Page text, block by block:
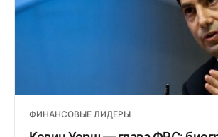
ФИНАНСОВЫЕ ЛИДЕРЫ